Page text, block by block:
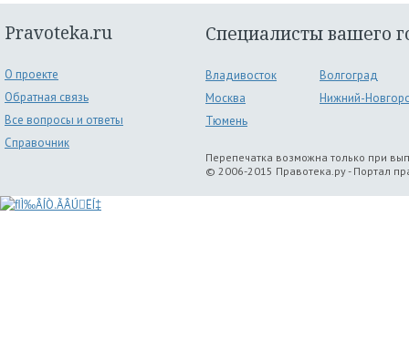
Pravoteka.ru
О проекте
Обратная связь
Все вопросы и ответы
Справочник
Специалисты вашего
Владивосток
Волгоград
Москва
Нижний-
Тюмень
Перепечатка возможна только при
© 2006-2015 Правотека.ру - Портал